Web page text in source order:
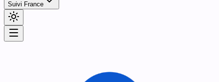
Suivi France